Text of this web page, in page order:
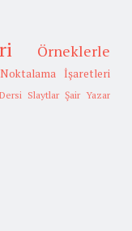
Örneklerle
Noktalama İşaretleri
Slaytlar Şair Yazar